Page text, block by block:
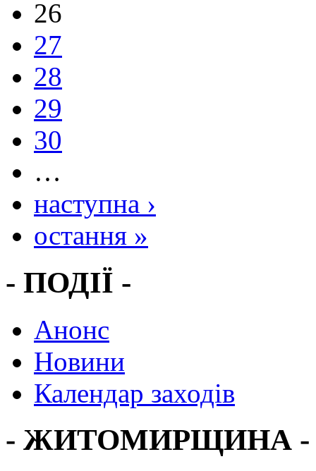
26
27
28
29
30
…
наступна ›
остання »
- ПОДІЇ -
Анонс
Новини
Календар заходів
- ЖИТОМИРЩИНА -